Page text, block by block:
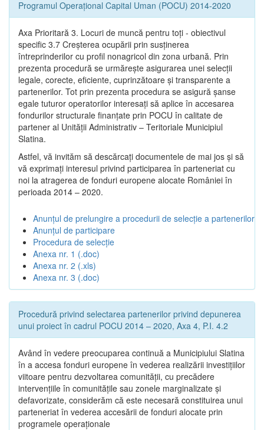
Programul Operațional Capital Uman (POCU) 2014-2020
Axa Prioritară 3. Locuri de muncă pentru toţi - obiectivul
specific 3.7 Creșterea ocupării prin susținerea
întreprinderilor cu profil nonagricol din zona urbană. Prin
prezenta procedură se urmăreşte asigurarea unei selecții
legale, corecte, eficiente, cuprinzătoare şi transparente a
partenerilor. Tot prin prezenta procedura se asigură şanse
egale tuturor operatorilor interesaţi să aplice în accesarea
fondurilor structurale finanţate prin POCU în calitate de
partener al Unității Administrativ – Teritoriale Municipiul
Slatina.
Astfel, vă invităm să descărcați documentele de mai jos și să
vă exprimați interesul privind participarea în parteneriat cu
noi la atragerea de fonduri europene alocate României în
perioada 2014 – 2020.
Anunțul de prelungire a procedurii de selecție a partenerilor
Anunțul de participare
Procedura de selecție
Anexa nr. 1 (.doc)
Anexa nr. 2 (.xls)
Anexa nr. 3 (.doc)
Procedură privind selectarea partenerilor privind depunerea
unui proiect în cadrul POCU 2014 – 2020, Axa 4, P.I. 4.2
Având în vedere preocuparea continuă a Municipiului Slatina
în a accesa fonduri europene în vederea realizării investițiilor
viitoare pentru dezvoltarea comunității, cu precădere
intervențiile în comunitățile sau zonele marginalizate și
defavorizate, considerăm că este necesară constituirea unui
parteneriat în vederea accesării de fonduri alocate prin
programele operaționale